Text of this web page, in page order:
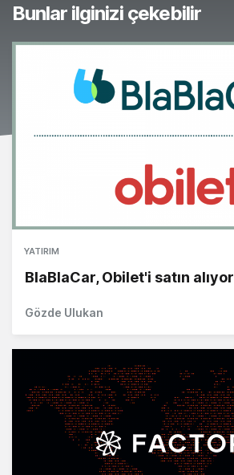
Bunlar ilginizi çekebilir
YATIRIM
BlaBlaCar, Obilet'i satın alıyor
Gözde Ulukan